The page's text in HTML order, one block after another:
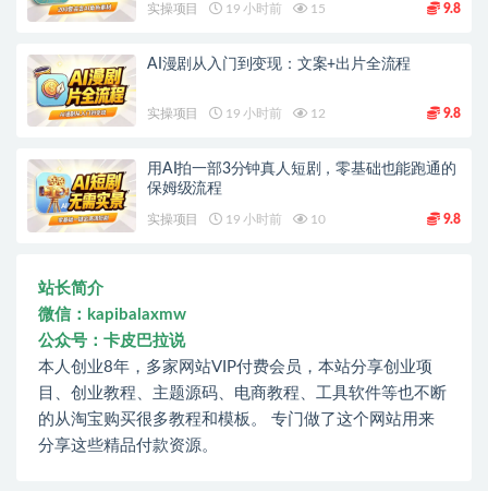
实操项目 19 小时前 15 9.8
AI漫剧从入门到变现：文案+出片全流程
实操项目 19 小时前 12 9.8
用AI拍一部3分钟真人短剧，零基础也能跑通的
保姆级流程
实操项目 19 小时前 10 9.8
站长简介
微信：kapibalaxmw
公众号：卡皮巴拉说
本人创业8年，多家网站VIP付费会员，本站分享创业项
目、创业教程、主题源码、电商教程、工具软件等也不断
的从淘宝购买很多教程和模板。 专门做了这个网站用来
分享这些精品付款资源。